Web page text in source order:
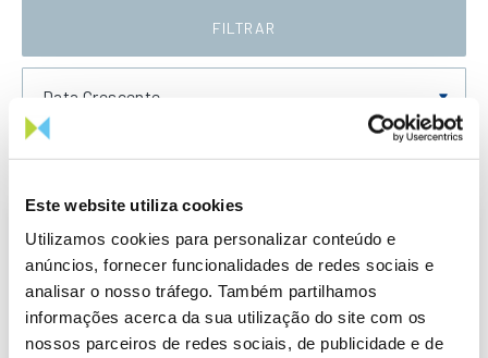
Este website utiliza cookies
Utilizamos cookies para personalizar conteúdo e
anúncios, fornecer funcionalidades de redes sociais e
analisar o nosso tráfego. Também partilhamos
informações acerca da sua utilização do site com os
nossos parceiros de redes sociais, de publicidade e de
FILTRAR
Data Crescente
415.83 Kb
Eletroprodutor da semana 26 de
2021
Publicação com periodicidade semanal, com
informação sobre Eletricidade